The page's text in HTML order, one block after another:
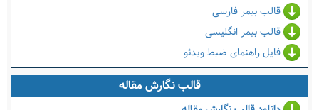
قالب بیمر فارسی
قالب بیمر انگلیسی
فایل راهنمای ضبط ویدئو
قالب نگارش مقاله